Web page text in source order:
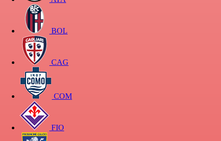
BOL
CAG
COM
FIO